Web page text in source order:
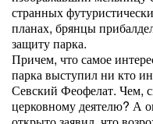
странных
планах, брянцы
защиту парка.
Причем, что самое
парка выступил ни кто
Севский Феофелат. Чем,
церковному деятелю? А